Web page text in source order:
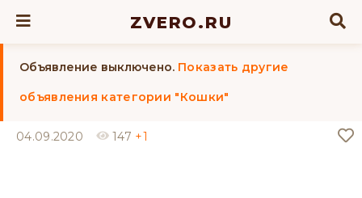
ZVERO.RU
Объявление выключено. Показать другие
объявления категории "Кошки"
04.09.2020 147 +1